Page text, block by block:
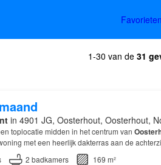
Favorieten
1-30 van de 31
in 4901 JG, Oosterhout, Oosterhout,
toplocatie midden in het centrum van
met een heerlijk dakterras aan de
winkelcentrum van
2 badkamers
169 m²